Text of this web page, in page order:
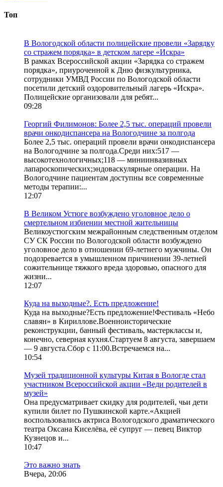
Топ
В Вологодской области полицейские провели «Зарядку
со стражем порядка» в детском лагере «Искра»
В рамках Всероссийской акции «Зарядка со стражем
порядка», приуроченной к Дню физкультурника,
сотрудники УМВД России по Вологодской области
посетили детский оздоровительный лагерь «Искра».
Полицейские организовали для ребят...
09:28
Георгий Филимонов: Более 2,5 тыс. операций провели
врачи онкодиспансера на Вологодчине за полгода
Более 2,5 тыс. операций провели врачи онкодиспансера
на Вологодчине за полгода.Среди них:517 —
высокотехнологичных;118 — миниинвазивных
лапароскопических;эндоваскулярные операции. На
Вологодчине пациентам доступны все современные
методы терапии:...
12:07
В Великом Устюге возбуждено уголовное дело о
смертельном избиении местной жительницы
Великоустюгским межрайонным следственным отделом
СУ СК России по Вологодской области возбуждено
уголовное дело в отношении 69-летнего мужчины. Он
подозревается в умышленном причинении 39-летней
сожительнице тяжкого вреда здоровью, опасного для
жизни...
12:07
Куда на выходные?. Есть предложение!
Куда на выходные?Есть предложение!Фестиваль «Небо
славян» в Кириллове.Военноисторические
реконструкции, банный фестиваль, мастерклассы и,
конечно, северная кухня.Стартуем 8 августа, завершаем
— 9 августа.Сбор с 11:00.Встречаемся на...
10:54
Музей традиционной культуры Китая в Вологде стал
участником Всероссийской акции «Веди родителей в
музей»
Она предусматривает скидку для родителей, чьи дети
купили билет по Пушкинской карте.«Акцией
воспользовались актриса Вологодского драматического
театра Оксана Киселёва, её супруг — певец Виктор
Кузнецов и...
10:47
Это важно знать
Вчера, 20:06